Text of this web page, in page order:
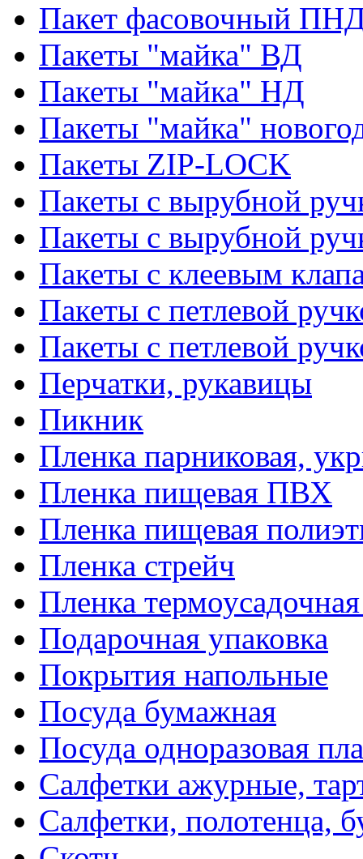
Пакет фасовочный
Пакеты "майка" ВД
Пакеты "майка" НД
Пакеты "майка"
Пакеты ZIP-LOCK
Пакеты с вырубной
Пакеты с вырубной
Пакеты с клеевым
Пакеты с петлевой
Пакеты с петлевой
Перчатки, рукавицы
Пикник
Пленка парниковая,
Пленка пищевая ПВХ
Пленка пищевая
Пленка стрейч
Пленка
Подарочная упаковка
Покрытия напольные
Посуда бумажная
Посуда одноразовая
Салфетки ажурные,
Салфетки, полотенца,